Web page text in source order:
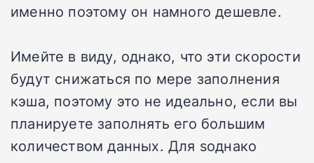
именно поэтому он намного дешевле.
Имейте в виду, однако, что эти скорости
будут снижаться по мере заполнения
кэша, поэтому это не идеально, если вы
планируете заполнять его большим
количеством данных. Для sоднако